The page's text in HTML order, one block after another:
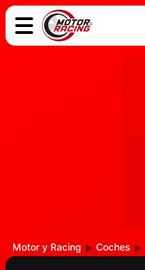
Motor y Racing Coches